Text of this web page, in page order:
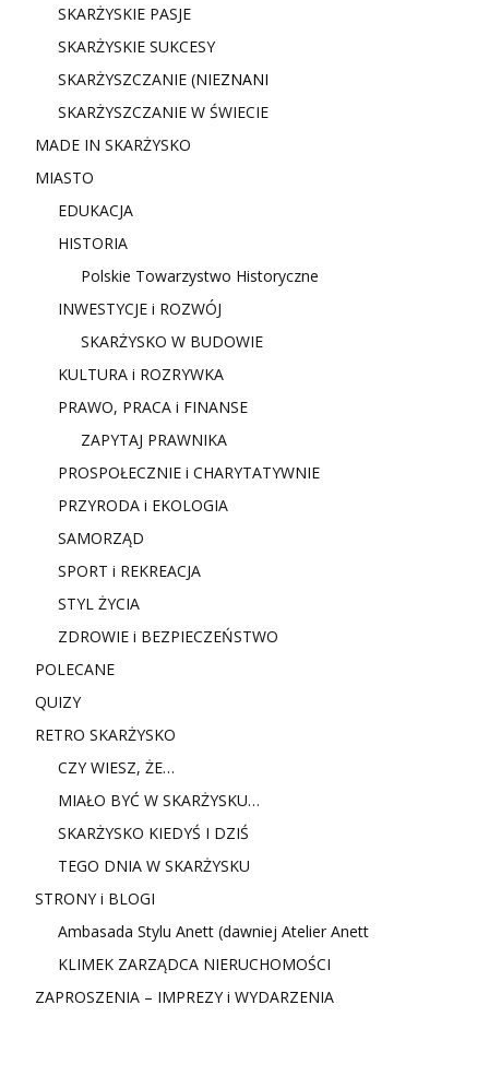
SKARŻYSKIE PASJE
SKARŻYSKIE SUKCESY
SKARŻYSZCZANIE (NIEZNANI
SKARŻYSZCZANIE W ŚWIECIE
MADE IN SKARŻYSKO
MIASTO
EDUKACJA
HISTORIA
Polskie Towarzystwo Historyczne
INWESTYCJE i ROZWÓJ
SKARŻYSKO W BUDOWIE
KULTURA i ROZRYWKA
PRAWO, PRACA i FINANSE
ZAPYTAJ PRAWNIKA
PROSPOŁECZNIE i CHARYTATYWNIE
PRZYRODA i EKOLOGIA
SAMORZĄD
SPORT i REKREACJA
STYL ŻYCIA
ZDROWIE i BEZPIECZEŃSTWO
POLECANE
QUIZY
RETRO SKARŻYSKO
CZY WIESZ, ŻE…
MIAŁO BYĆ W SKARŻYSKU…
SKARŻYSKO KIEDYŚ I DZIŚ
TEGO DNIA W SKARŻYSKU
STRONY i BLOGI
Ambasada Stylu Anett (dawniej Atelier Anett
KLIMEK ZARZĄDCA NIERUCHOMOŚCI
ZAPROSZENIA – IMPREZY i WYDARZENIA